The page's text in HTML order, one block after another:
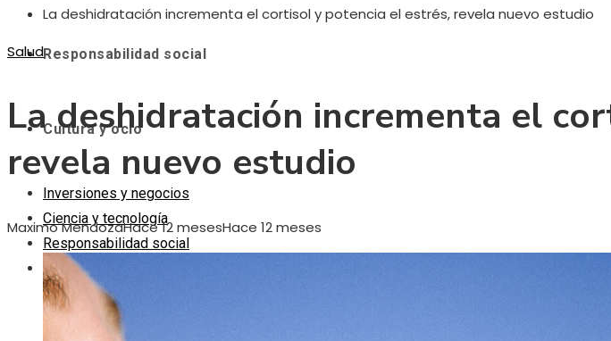
Responsabilidad social
Cultura y ocio
Inversiones y negocios
Ciencia y tecnología
Responsabilidad social
Cultura y ocio
La deshidratación incrementa el cortisol y potencia el estrés, revela nuevo estudio
Salud
La deshidratación incrementa el
revela nuevo estudio
Maximo MendozaHace 12 mesesHace 12 meses